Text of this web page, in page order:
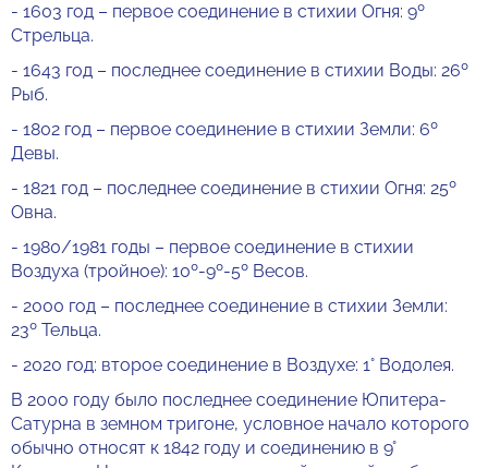
- 1603 год – первое соединение в стихии Огня: 9º
Стрельца.
- 1643 год – последнее соединение в стихии Воды: 26º
Рыб.
- 1802 год – первое соединение в стихии Земли: 6º
Девы.
- 1821 год – последнее соединение в стихии Огня: 25º
Овна.
- 1980/1981 годы – первое соединение в стихии
Воздуха (тройное): 10º-9º-5º Весов.
- 2000 год – последнее соединение в стихии Земли:
23º Тельца.
- 2020 год: второе соединение в Воздухе: 1° Водолея.
В 2000 году было последнее соединение Юпитера-
Сатурна в земном тригоне, условное начало которого
обычно относят к 1842 году и соединению в 9°